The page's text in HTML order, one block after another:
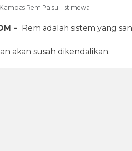
Rem Palsu--istimewa
- Rem adalah sistem yang
akan susah dikendalikan.